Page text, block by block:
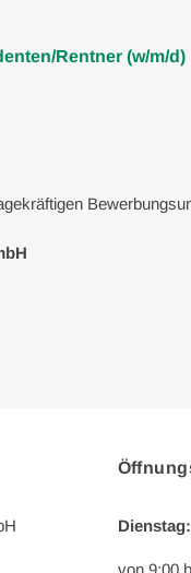
Rentner (w/m/d)
Dienstag:
von 9:00